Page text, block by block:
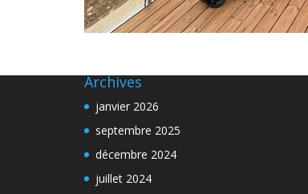
Archives
janvier 2026
septembre 2025
décembre 2024
juillet 2024